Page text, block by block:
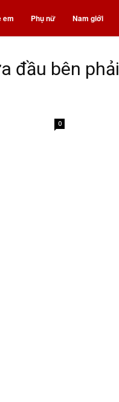
em Phụ nữ Nam giới
đầu bên phải
0